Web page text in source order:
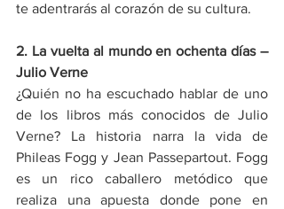
te adentrarás al corazón de su cultura.
2. La vuelta al mundo en ochenta días –
Julio Verne
¿Quién no ha escuchado hablar de uno
de los libros más conocidos de Julio
Verne? La historia narra la vida de
Phileas Fogg y Jean Passepartout. Fogg
es un rico caballero metódico que
realiza una apuesta donde pone en